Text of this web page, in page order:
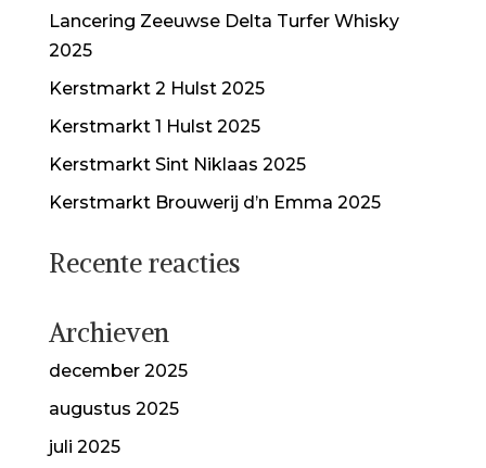
Lancering Zeeuwse Delta Turfer Whisky
2025
Kerstmarkt 2 Hulst 2025
Kerstmarkt 1 Hulst 2025
Kerstmarkt Sint Niklaas 2025
Kerstmarkt Brouwerij d’n Emma 2025
Recente reacties
Archieven
december 2025
augustus 2025
juli 2025